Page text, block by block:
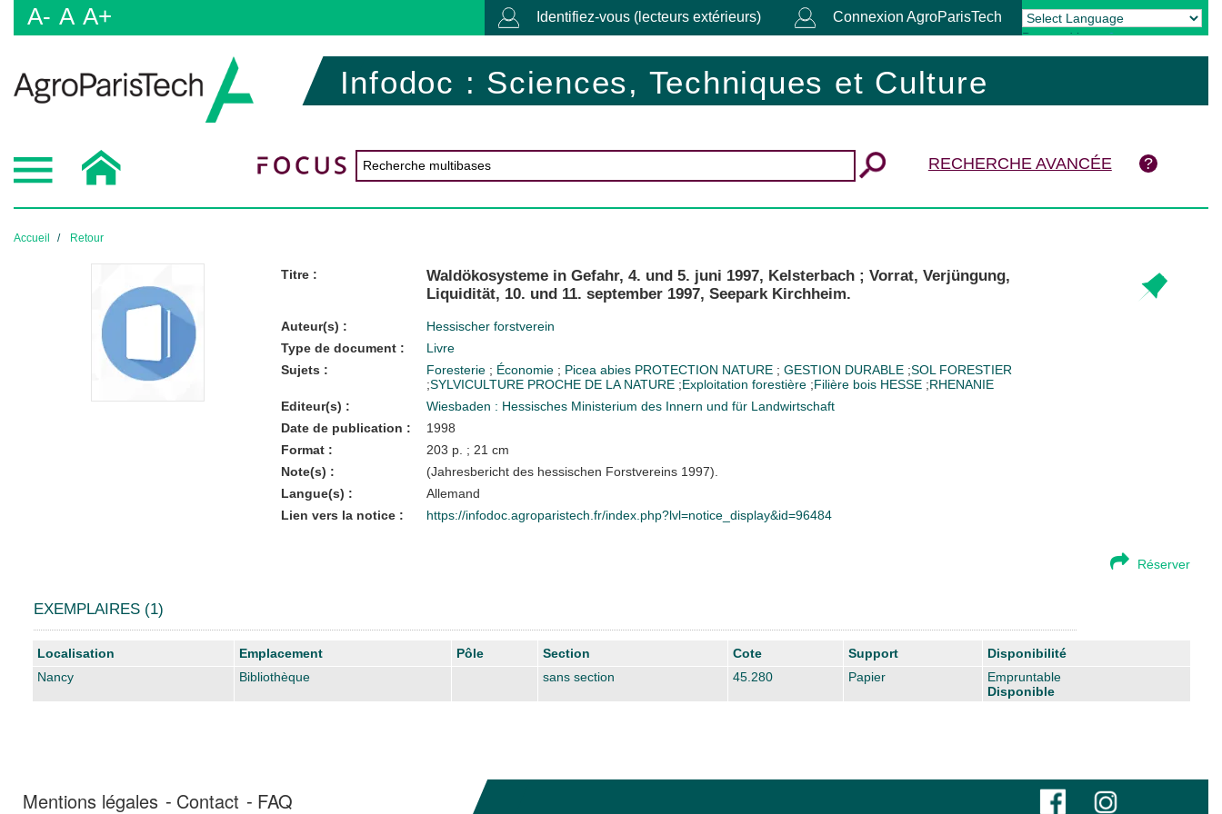
A- A A+ Identifiez-vous (lecteurs extérieurs) Connexion AgroParisTech
Powered by Translate
Infodoc : Sciences, Techniques et Culture
RECHERCHE AVANCÉE
Accueil Retour
Titre :
Waldökosysteme in Gefahr, 4. und 5. juni 1997, Kelsterbach ; Vorrat, Verjüngung,
Liquidität, 10. und 11. september 1997, Seepark Kirchheim.
Auteur(s) :
Hessischer forstverein
Type de document :
Livre
Sujets :
Foresterie ; Économie ; Picea abies PROTECTION NATURE ; GESTION DURABLE ;SOL FORESTIER
;SYLVICULTURE PROCHE DE LA NATURE ;Exploitation forestière ;Filière bois HESSE ;RHENANIE
Editeur(s) :
Wiesbaden : Hessisches Ministerium des Innern und für Landwirtschaft
Date de publication :
1998
Format :
203 p. ; 21 cm
Note(s) :
(Jahresbericht des hessischen Forstvereins 1997).
Langue(s) :
Allemand
Lien vers la notice :
https://infodoc.agroparistech.fr/index.php?lvl=notice_display&id=96484
Réserver
EXEMPLAIRES (1)
Liste des exemplaires
Localisation Emplacement Pôle Section Cote Support
Disponibilité
Nancy
Bibliothèque sans section 45.280 Papier
Empruntable
Disponible
Mentions légales Contact FAQ